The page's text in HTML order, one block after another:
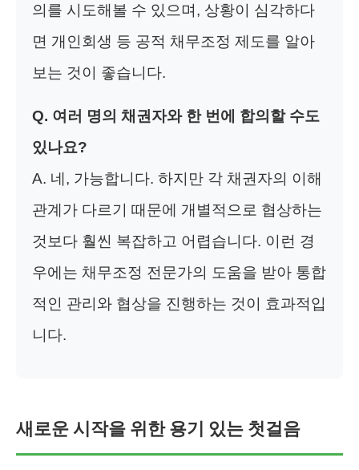
의를 시도해볼 수 있으며, 상황이 심각하다
면 개인회생 등 공적 채무조정 제도를 알아
보는 것이 좋습니다.
Q. 여러 명의 채권자와 한 번에 합의할 수도
있나요?
A. 네, 가능합니다. 하지만 각 채권자의 이해
관계가 다르기 때문에 개별적으로 협상하는
것보다 훨씬 복잡하고 어렵습니다. 이런 경
우에는 채무조정 전문가의 도움을 받아 통합
적인 관리와 협상을 진행하는 것이 효과적입
니다.
새로운 시작을 위한 용기 있는 첫걸음